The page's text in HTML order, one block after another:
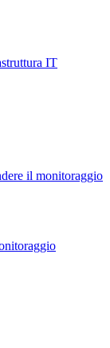
IT
il monitoraggio